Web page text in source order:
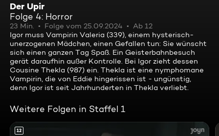
Der Upir
Folge 4: Horror
23 Min. Folge vom 25.09.2024
Ab 12
Igor muss Vampirin Valeria (339), einem hysterisch-
unerzogenen Mädchen, einen Gefallen tun: Sie wünscht
sich einen ganzen Tag Spaß. Ein Geisterbahnbesuch
gerät daraufhin außer Kontrolle. Bei Igor zieht dessen
Cousine Thekla (987) ein. Thekla ist eine nymphomane
Vampirin, die von Eddie hingerissen ist - ungünstig,
denn Igor ist seit Jahrhunderten in Thekla verliebt.
Weitere Folgen in Staffel 1
12